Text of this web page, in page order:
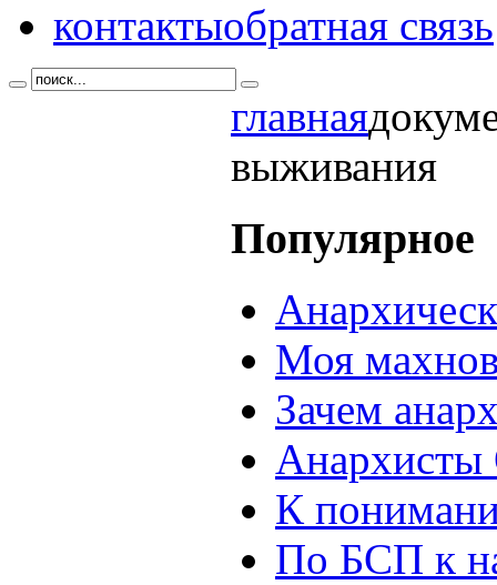
контактыобратная связь
главная
выживания
Популярное
Моя
Зачем
Анархисты
К
По БСП к